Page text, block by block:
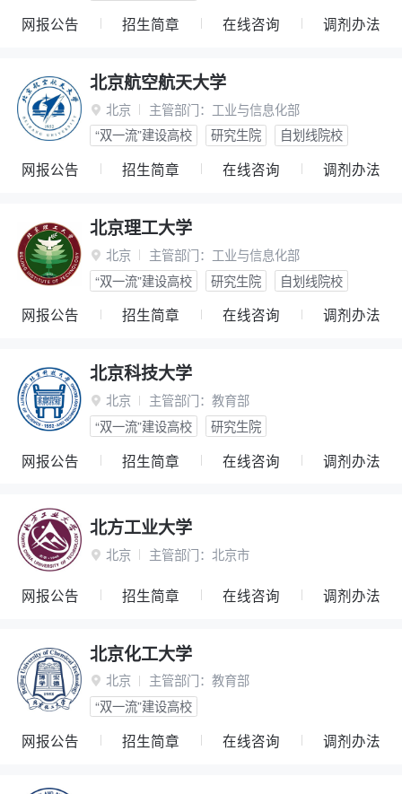
网报公告 招生简章 在线咨询 调剂办法
北京航空航天大学
 北京 主管部门： 工业与信息化部
“双一流”建设高校
研究生院 自划线院校
网报公告 招生简章 在线咨询 调剂办法
北京理工大学
 北京 主管部门： 工业与信息化部
“双一流”建设高校
研究生院 自划线院校
网报公告 招生简章 在线咨询 调剂办法
北京科技大学
 北京 主管部门： 教育部
“双一流”建设高校
研究生院
网报公告 招生简章 在线咨询 调剂办法
北方工业大学
 北京 主管部门： 北京市
网报公告 招生简章 在线咨询 调剂办法
北京化工大学
 北京 主管部门： 教育部
“双一流”建设高校
网报公告 招生简章 在线咨询 调剂办法